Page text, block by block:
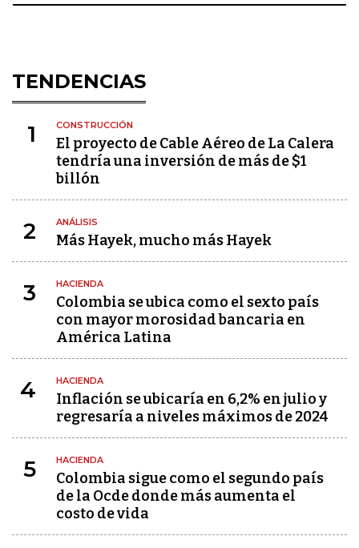
TENDENCIAS
1 CONSTRUCCIÓN
El proyecto de Cable Aéreo de La Calera
tendría una inversión de más de $1
billón
2 ANÁLISIS
Más Hayek, mucho más Hayek
3 HACIENDA
Colombia se ubica como el sexto país
con mayor morosidad bancaria en
América Latina
4 HACIENDA
Inflación se ubicaría en 6,2% en julio y
regresaría a niveles máximos de 2024
5 HACIENDA
Colombia sigue como el segundo país
de la Ocde donde más aumenta el
costo de vida